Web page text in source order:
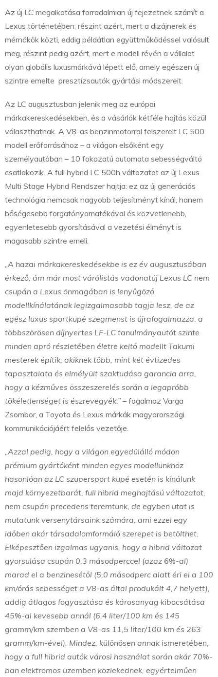
Az új LC megalkotása forradalmian új fejezetnek számít a
Lexus történetében; részint azért, mert a dizájnerek és
mérnökök közti, eddig példátlan együttműködéssel valósult
meg, részint pedig azért, mert e modell révén a vállalat
olyan globális luxusmárkává lépett elő, amely egészen új
szintre emelte presztízsautók gyártási módszereit.
Az LC augusztusban jelenik meg az európai
márkakereskedésekben, és a vásárlók kétféle hajtás közül
választhatnak. A V8-as benzinmotorral felszerelt LC 500
modell erőforrásához – a világon elsőként egy
személyautóban – 10 fokozatú automata sebességváltó
csatlakozik. A full hybrid LC 500h változatot az új Lexus
Multi Stage Hybrid Rendszer hajtja: ez az új generációs
technológia nemcsak nagyobb teljesítményt kínál, hanem
bőségesebb forgatónyomatékával és közvetlenebb,
egyenletesebb gyorsításával a vezetési élményt is
magasabb szintre emeli.
„A hazai márkakereskedésekbe is ez év augusztusában
érkező, ám már most várólistás vadonatúj Lexus LC nem
csupán a Lexus önmagában is lenyűgöző
modellkínálatának legizgalmasabb tagja lesz, de az
egész luxus sportkupé szegmenst is újrafogalmazza: a
többszörösen díjnyertes LF-LC tanulmányautót szinte
minden apró részletében életre keltő modellt Takumi
mesterek építik, akiknek több, mint két évtizedes
tapasztalata és elmélyült szaktudása garancia arra,
hogy a kézműves összeszerelés során a legapróbb
tökéletlenséget is észrevegyék.” – fogalmaz Varga
Zsombor, a Toyota és Lexus márkák magyarországi
kommunikációjáért felelős vezetője.
„Azzal pedig, hogy a világon egyedülálló módon
prémium gyártóként minden egyes modellünkhöz
hasonlóan az LC szupersport kupé esetén is kínálunk
majd környezetbarát, full hibrid meghajtású változatot,
nem csupán precedens teremtünk, de egyben utat is
mutatunk versenytársaink számára, ami ezzel egy
időben akár társadalomformáló szerepet is betölthet.
Elképesztően izgalmas ugyanis, hogy a hibrid változat
gyorsulása csupán 0,3 másodperccel (azaz 6%-al)
marad el a benzinesétől (5,0 másodperc alatt éri el a 100
km/órás sebességet a V8-as által produkált 4,7 helyett),
addig átlagos fogyasztása és károsanyag kibocsátása
45%-al kevesebb annál (6,4 liter/100 km és 145
gramm/km szemben a V8-as 11,5 liter/100 km és 263
gramm/km-ével). Mindez, különösen annak ismeretében,
hogy a full hibrid autók városi használat során akár 70%-
ban elektromos üzemben közlekednek, egyértelműen